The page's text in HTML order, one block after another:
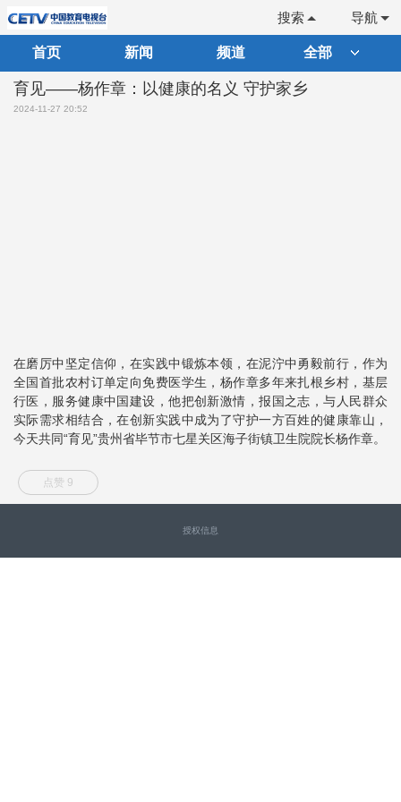
导航
搜索
首页 新闻 频道 全部
育见——杨作章：以健康的名义 守护家乡
2024-11-27 20:52
在磨厉中坚定信仰，在实践中锻炼本领，在泥泞中勇毅前行，作为
全国首批农村订单定向免费医学生，杨作章多年来扎根乡村，基层
行医，服务健康中国建设，他把创新激情，报国之志，与人民群众
实际需求相结合，在创新实践中成为了守护一方百姓的健康靠山，
今天共同“育见”贵州省毕节市七星关区海子街镇卫生院院长杨作章。
点赞 9
授权信息